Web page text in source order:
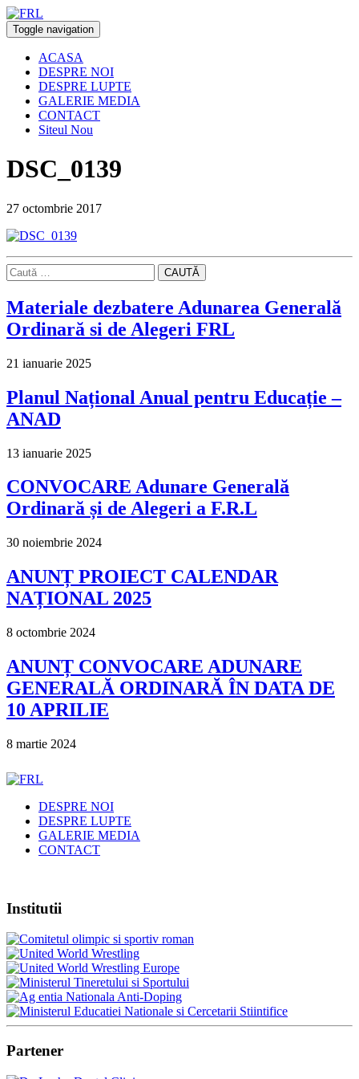
Toggle navigation
ACASA
DESPRE NOI
DESPRE LUPTE
GALERIE MEDIA
CONTACT
Siteul Nou
DSC_0139
27 octombrie 2017
CAUTĂ
Materiale dezbatere Adunarea Generală
Ordinară si de Alegeri FRL
21 ianuarie 2025
Planul Național Anual pentru Educație –
ANAD
13 ianuarie 2025
CONVOCARE Adunare Generală
Ordinară și de Alegeri a F.R.L
30 noiembrie 2024
ANUNȚ PROIECT CALENDAR
NAȚIONAL 2025
8 octombrie 2024
ANUNȚ CONVOCARE ADUNARE
GENERALĂ ORDINARĂ ÎN DATA DE
10 APRILIE
8 martie 2024
DESPRE NOI
DESPRE LUPTE
GALERIE MEDIA
CONTACT
Institutii
Partener